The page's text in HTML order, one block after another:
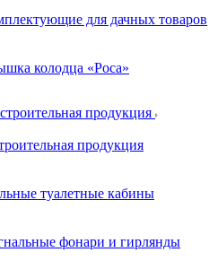
для дачных товаров
колодца «Роса»
продукция
продукция
туалетные кабины
фонари и гирлянды